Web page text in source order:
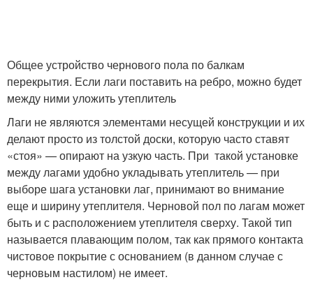
Общее устройство чернового пола по балкам
перекрытия. Если лаги поставить на ребро, можно будет
между ними уложить утеплитель
Лаги не являются элементами несущей конструкции и их
делают просто из толстой доски, которую часто ставят
«стоя» — опирают на узкую часть. При такой установке
между лагами удобно укладывать утеплитель — при
выборе шага установки лаг, принимают во внимание
еще и ширину утеплителя. Черновой пол по лагам может
быть и с расположением утеплителя сверху. Такой тип
называется плавающим полом, так как прямого контакта
чистовое покрытие с основанием (в данном случае с
черновым настилом) не имеет.